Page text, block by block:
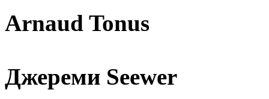
Arnaud Tonus
Джереми Seewer